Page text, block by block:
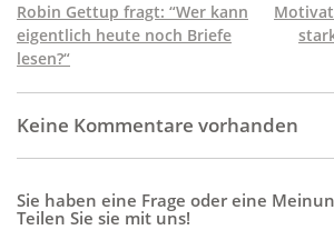
Robin Gettup fragt: “Wer kann
eigentlich heute noch Briefe
lesen?“
Keine Kommentare vorhanden
Sie haben eine Frage oder eine
Teilen Sie sie mit uns!